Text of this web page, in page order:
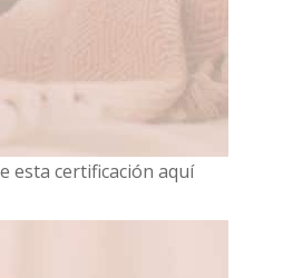
esta certificación aquí